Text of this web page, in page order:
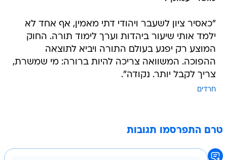
"כאסיר ציון לשעבר ויהודי דתי מאמין, אף אחד לא
ילמד אותי שיעור ביהדות וערך לימוד תורה. החוק
המוצע רק יפגע בעולם התורה ויביא לתוצאה
ההפוכה. המשוואה צריכה להיות ברורה: מי שמשרת,
צריך לקבל יותר. נקודה".
חרדים
טרם התפרסמו תגובות